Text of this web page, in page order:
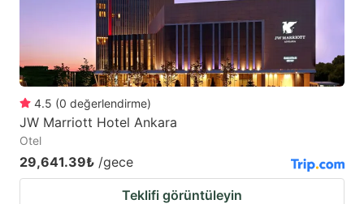
the
keyboard
shortcuts
for
changing
dates.
get
the
keyboard
changing
dates.
4.5 (0 değerlendirme)
JW Marriott Hotel Ankara
Otel
29,641.39₺ /gece
Teklifi görüntüleyin